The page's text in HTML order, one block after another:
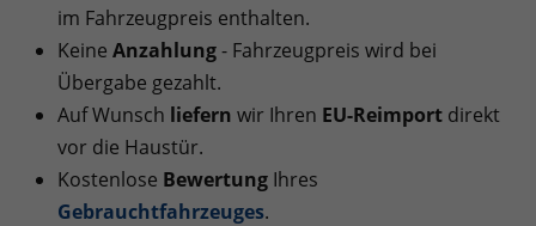
im Fahrzeugpreis enthalten.
Keine Anzahlung- Fahrzeugpreis wird bei
Übergabe gezahlt.
Auf Wunsch liefern wir Ihren EU-Reimport direkt
vor die Haustür.
Kostenlose Bewertung Ihres
Gebrauchtfahrzeuges.